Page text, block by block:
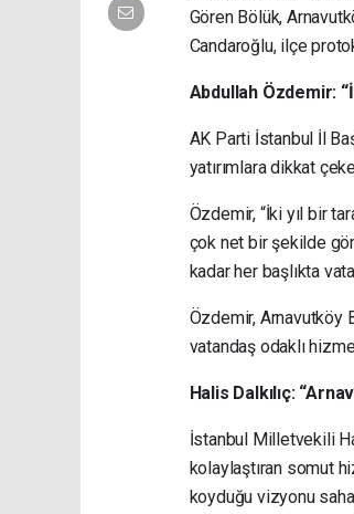
Gören Bölük,
Candaroğlu, ilçe
Abdullah Özdemir:
AK Parti İstanbul İl
yatırımlara dikkat
Özdemir, “İki yıl bir
çok net bir şekilde
kadar her başlıkta
Özdemir, Arnavutköy
vatandaş odaklı
Halis Dalkılıç:
İstanbul Milletvekili
kolaylaştıran somut
koyduğu vizyonu